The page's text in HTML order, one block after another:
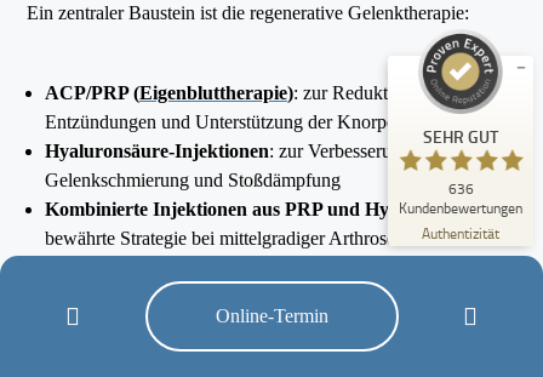
Ein zentraler Baustein ist die regenerative Gelenktherapie:
ACP/PRP (Eigenbluttherapie): zur Reduktion von
Entzündungen und Unterstützung der Knorpelregeneration
Hyaluronsäure-Injektionen: zur Verbesserung der
Gelenkschmierung und Stoßdämpfung
Kombinierte Injektionen aus PRP und Hyaluron: eine
bewährte Strategie bei mittelgradiger Arthrose
Wir verwenden ausschließlich zertifizierte, hochwirksame
Präparate und injizieren unter sterilen Bedingungen – auf
Wunsch auch unter bildgebender Kontrolle. Viele Patient:innen
Online-Termin
SEHR GUT
636
Kundenbewertungen
Authentizität
Kundenbewertungen und Erfahrungen zu
OrthoCenter München
100
%
Empfehlungen auf
ProvenExpert.com
SEHR GUT
5,00
/
5,00
3
Bewertungen auf
ProvenExpert.com
633
Bewertungen von
3
Blick aufs ProvenExpert-Profil werfen